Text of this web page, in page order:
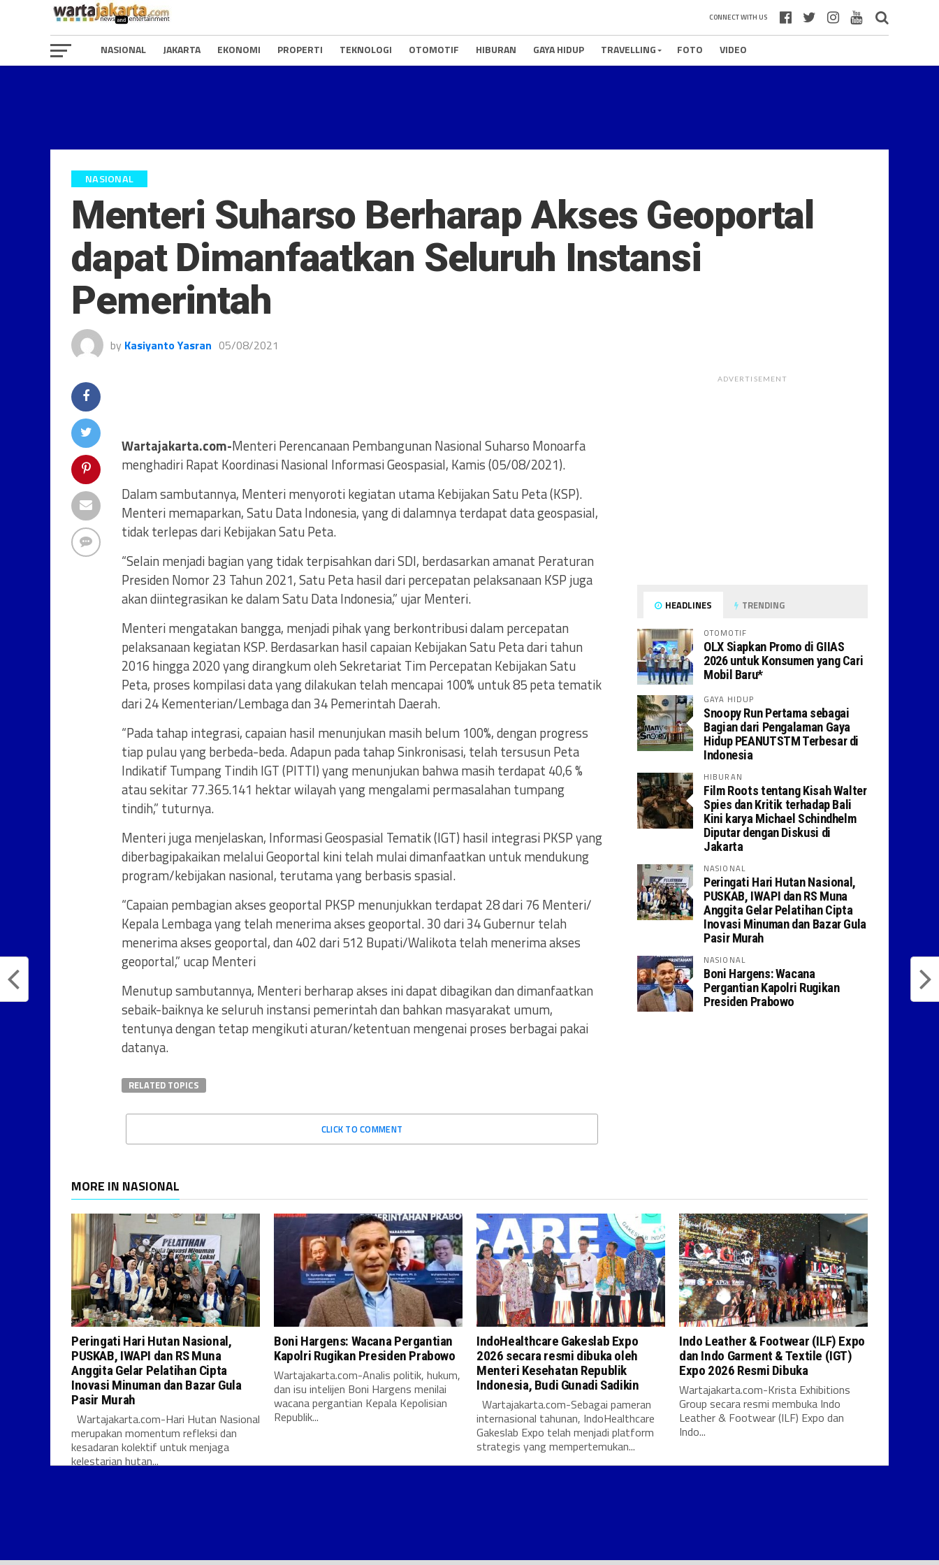
CONNECT WITH US
NASIONAL JAKARTA EKONOMI PROPERTI TEKNOLOGI OTOMOTIF HIBURAN GAYA HIDUP TRAVELLING FOTO VIDEO
NASIONAL
Menteri Suharso Berharap Akses Geoportal
dapat Dimanfaatkan Seluruh Instansi
Pemerintah
by Kasiyanto Yasran 05/08/2021
Wartajakarta.com-Menteri Perencanaan Pembangunan Nasional Suharso Monoarfa
menghadiri Rapat Koordinasi Nasional Informasi Geospasial, Kamis (05/08/2021).
Dalam sambutannya, Menteri menyoroti kegiatan utama Kebijakan Satu Peta (KSP).
Menteri memaparkan, Satu Data Indonesia, yang di dalamnya terdapat data geospasial,
tidak terlepas dari Kebijakan Satu Peta.
“Selain menjadi bagian yang tidak terpisahkan dari SDI, berdasarkan amanat Peraturan
Presiden Nomor 23 Tahun 2021, Satu Peta hasil dari percepatan pelaksanaan KSP juga
akan diintegrasikan ke dalam Satu Data Indonesia,” ujar Menteri.
Menteri mengatakan bangga, menjadi pihak yang berkontribusi dalam percepatan
pelaksanaan kegiatan KSP. Berdasarkan hasil capaian Kebijakan Satu Peta dari tahun
2016 hingga 2020 yang dirangkum oleh Sekretariat Tim Percepatan Kebijakan Satu
Peta, proses kompilasi data yang dilakukan telah mencapai 100% untuk 85 peta tematik
dari 24 Kementerian/Lembaga dan 34 Pemerintah Daerah.
“Pada tahap integrasi, capaian hasil menunjukan masih belum 100%, dengan progress
tiap pulau yang berbeda-beda. Adapun pada tahap Sinkronisasi, telah tersusun Peta
Indikatif Tumpang Tindih IGT (PITTI) yang menunjukan bahwa masih terdapat 40,6 %
atau sekitar 77.365.141 hektar wilayah yang mengalami permasalahan tumpang
tindih,” tuturnya.
Menteri juga menjelaskan, Informasi Geospasial Tematik (IGT) hasil integrasi PKSP yang
diberbagipakaikan melalui Geoportal kini telah mulai dimanfaatkan untuk mendukung
program/kebijakan nasional, terutama yang berbasis spasial.
“Capaian pembagian akses geoportal PKSP menunjukkan terdapat 28 dari 76 Menteri/
Kepala Lembaga yang telah menerima akses geoportal. 30 dari 34 Gubernur telah
menerima akses geoportal, dan 402 dari 512 Bupati/Walikota telah menerima akses
geoportal,” ucap Menteri
Menutup sambutannya, Menteri berharap akses ini dapat dibagikan dan dimanfaatkan
sebaik-baiknya ke seluruh instansi pemerintah dan bahkan masyarakat umum,
tentunya dengan tetap mengikuti aturan/ketentuan mengenai proses berbagai pakai
datanya.
RELATED TOPICS
CLICK TO COMMENT
ADVERTISEMENT
HEADLINES TRENDING
OTOMOTIF
OLX Siapkan Promo di GIIAS
2026 untuk Konsumen yang Cari
Mobil Baru*
GAYA HIDUP
Snoopy Run Pertama sebagai
Bagian dari Pengalaman Gaya
Hidup PEANUTSTM Terbesar di
Indonesia
HIBURAN
Film Roots tentang Kisah Walter
Spies dan Kritik terhadap Bali
Kini karya Michael Schindhelm
Diputar dengan Diskusi di
Jakarta
NASIONAL
Peringati Hari Hutan Nasional,
PUSKAB, IWAPI dan RS Muna
Anggita Gelar Pelatihan Cipta
Inovasi Minuman dan Bazar Gula
Pasir Murah
NASIONAL
Boni Hargens: Wacana
Pergantian Kapolri Rugikan
Presiden Prabowo
MORE IN NASIONAL
Peringati Hari Hutan Nasional,
PUSKAB, IWAPI dan RS Muna
Anggita Gelar Pelatihan Cipta
Inovasi Minuman dan Bazar Gula
Pasir Murah
Wartajakarta.com-Hari Hutan Nasional
merupakan momentum refleksi dan
kesadaran kolektif untuk menjaga
kelestarian hutan...
Boni Hargens: Wacana Pergantian
Kapolri Rugikan Presiden Prabowo
Wartajakarta.com-Analis politik, hukum,
dan isu intelijen Boni Hargens menilai
wacana pergantian Kepala Kepolisian
Republik...
IndoHealthcare Gakeslab Expo
2026 secara resmi dibuka oleh
Menteri Kesehatan Republik
Indonesia, Budi Gunadi Sadikin
Wartajakarta.com-Sebagai pameran
internasional tahunan, IndoHealthcare
Gakeslab Expo telah menjadi platform
strategis yang mempertemukan...
Indo Leather & Footwear (ILF) Expo
dan Indo Garment & Textile (IGT)
Expo 2026 Resmi Dibuka
Wartajakarta.com-Krista Exhibitions
Group secara resmi membuka Indo
Leather & Footwear (ILF) Expo dan
Indo...